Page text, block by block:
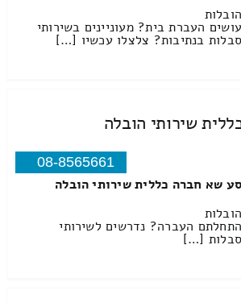
הובלות
עושים העברת בית? מעוניינים בשירותי
סבלות בנתיבות? צלצלו עכשיו […]
שירותי הובלה
08-8565661
סע שא חברה כללית שירותי הובלה
הובלות
התחלתם העברה? נדרשים לשירותי
סבלות […]